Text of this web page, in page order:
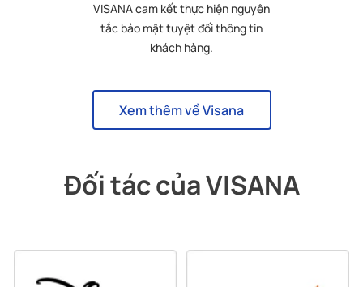
VISANA cam kết thực hiện nguyên
tắc bảo mật tuyệt đối thông tin
khách hàng.
Xem thêm về Visana
Đối tác của VISANA